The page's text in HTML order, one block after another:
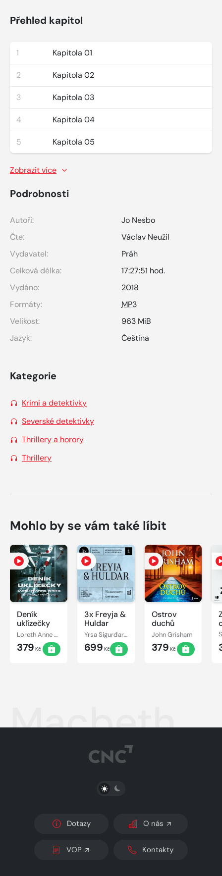
Přehled kapitol
1 Kapitola 01
2 Kapitola 02
3 Kapitola 03
4 Kapitola 04
5 Kapitola 05
Zobrazit více
Podrobnosti
Autoři:
Jo Nesbo
Čte:
Václav Neužil
Vydavatel:
Práh
Celková délka:
17:27:51 hod.
Vydáno:
2018
Formáty:
MP3
Velikost:
963 MiB
Jazyk:
Čeština
Kategorie
Krimi a detektivky
Severské detektivky
Thrillery a horory
Thrillery
Mohlo by se vám také líbit
Deník
uklízečky
Loreth Anne White
379 Kč
3x Freyja &
Huldar
Yrsa Sigurđardóttir
699 Kč
Ostrov
duchů
John Grisham
379 Kč
Macbeth
PŘEPNOUT SVĚTLÝ/TMAVÝ REŽIM
Dotazy O nás
VOP Kontakty